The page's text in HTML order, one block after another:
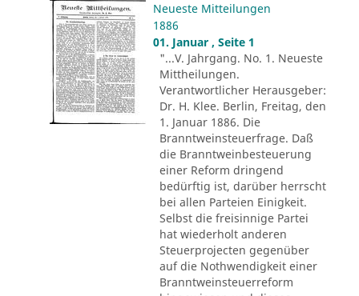
Neueste Mitteilungen
1886
01. Januar , Seite 1
"...V. Jahrgang. No. 1. Neueste
Mittheilungen.
Verantwortlicher Herausgeber:
Dr. H. Klee. Berlin, Freitag, den
1. Januar 1886. Die
Branntweinsteuerfrage. Daß
die Branntweinbesteuerung
einer Reform dringend
bedürftig ist, darüber herrscht
bei allen Parteien Einigkeit.
Selbst die freisinnige Partei
hat wiederholt anderen
Steuerprojecten gegenüber
auf die Nothwendigkeit einer
Branntweinsteuerreform